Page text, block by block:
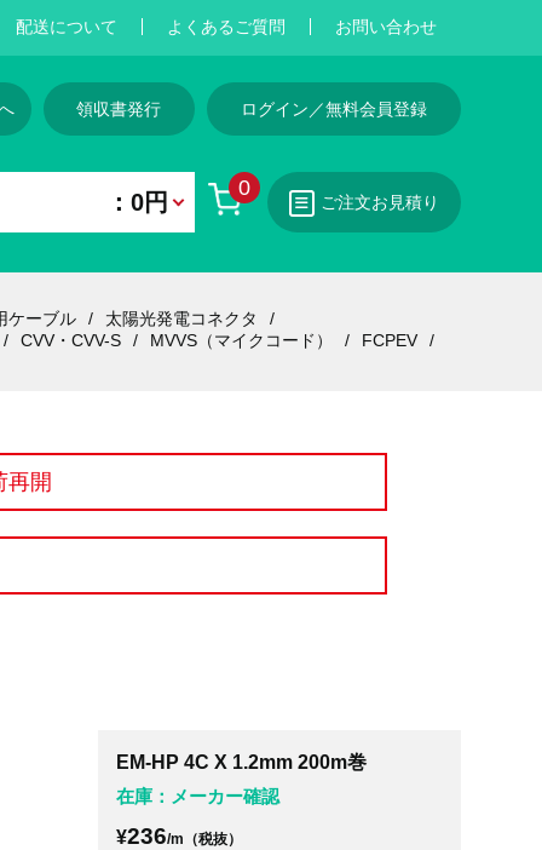
配送について よくあるご質問 お問い合わせ
領収書発行 ログイン／無料会員登録
0
：0円 ご注文お見積り
ケーブル
太陽光発電コネクタ
CVV・CVV-S MVVS（マイクコード）
FCPEV
再開
EM-HP 4C X 1.2mm 200m巻
在庫：メーカー確認
¥236/m（税抜）